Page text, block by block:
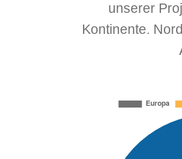
unserer
Kontinente.